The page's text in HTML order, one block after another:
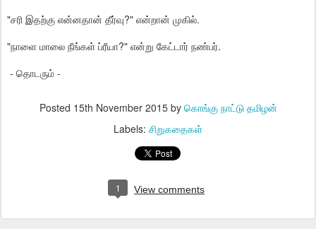
"சரி இதற்கு என்னதான் தீர்வு?" என்றான் முகில்.
"நாளை மாலை நீங்கள் ப்ரீயா?" என்று கேட்டார் நண்பர்.
- தொடரும் -
Posted 15th November 2015by கொங்கு நாட்டு தமிழன்
Labels: சிறுகதைகள்
1 View comments